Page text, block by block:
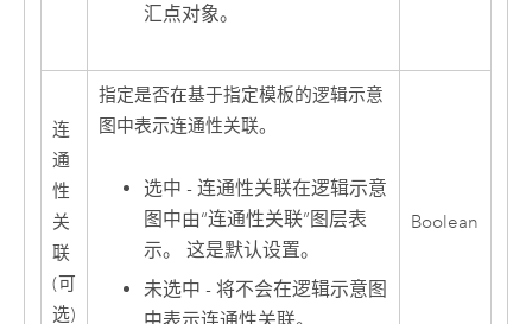
汇点对象。
连
通
性
关
联
(可
选)
指定是否在基于指定模板的逻辑示意
图中表示连通性关联。
选中 - 连通性关联在逻辑示意
图中由“连通性关联”图层表
示。 这是默认设置。
未选中 - 将不会在逻辑示意图
Boolean